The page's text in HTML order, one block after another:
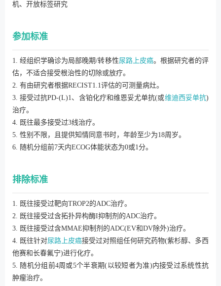
机、开放标签研究
参加标准
1. 经组织学确诊为局部晚期/转移性尿路上皮癌。根据研究者的评
估，不适合接受根治性的切除或放疗。
2. 有由研究者根据RECIST1.1评估的可测量病灶。
3. 接受过抗PD-(L)1、含铂化疗和维恩妥尤单抗(或维迪西妥单抗)
治疗。
4. 既往最多接受过3线治疗。
5. 性别不限，且提供知情同意书时，年龄至少为18周岁。
6. 随机分组前7天内ECOG体能状态为0或1分。
排除标准
1. 既往接受过靶向TROP2的ADC治疗。
2. 既往接受过含拓扑异构酶I抑制剂的ADC治疗。
3. 既往接受过含MMAE抑制剂的ADC(EV和DV除外)治疗。
4. 既往针对尿路上皮癌接受过对照组任何研究药物(紫杉醇、多西
他赛和长春氟宁)进行化疗。
5. 随机分组前4周或5个半衰期(以较短者为准)内接受过系统性抗
肿瘤治疗。